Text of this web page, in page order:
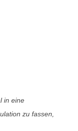
in eine
zu fassen,